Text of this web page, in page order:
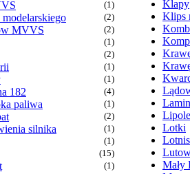
(1)
(2)
MVVS (2)
(1)
(2)
(1)
(1)
182 (4)
paliwa (1)
(2)
silnika (1)
(1)
(15)
(1)
Klapy
Klips
Lipole
Lotki
Mały